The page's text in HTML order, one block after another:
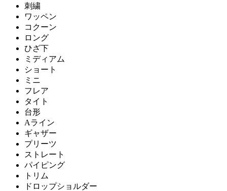
刺繍
ワッペン
コクーン
ロング
ひざ下
ミディアム
ショート
ミニ
フレア
タイト
台形
Aライン
ギャザー
プリーツ
ストレート
パイピング
トリム
ドロップショルダー